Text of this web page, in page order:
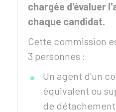
chargée d'évaluer
chaque candidat.
Cette commission
3 personnes :
Un agent d'un
équivalent ou
de détachement